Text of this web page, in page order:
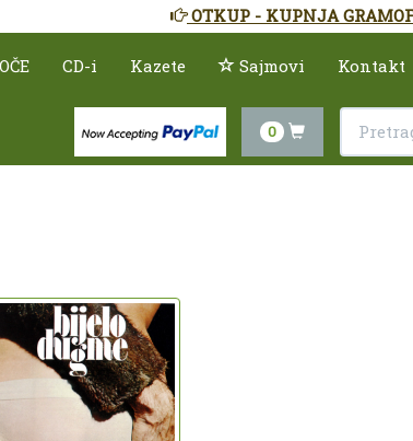
OTKUP - KUPNJA
CD-i Kazete Sajmovi Kontakt
0